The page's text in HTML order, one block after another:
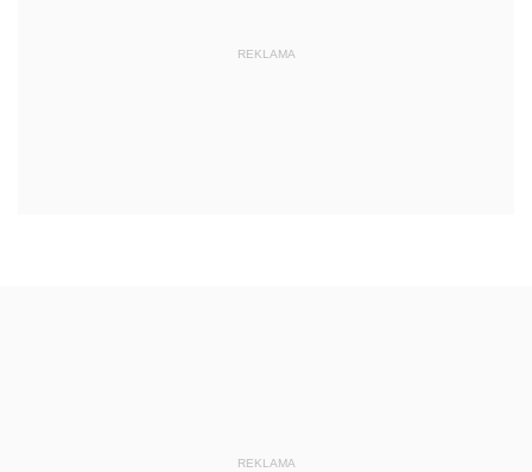
REKLAMA
REKLAMA